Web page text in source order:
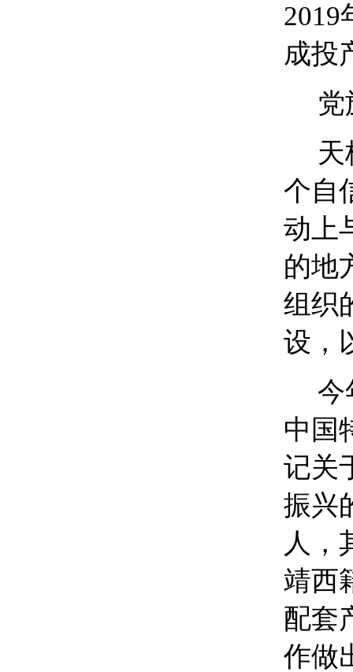
2019
成投
党
天
个自
动上
的地
组织
设，
今
中国
记关
振兴
人，
靖西
配套
作做